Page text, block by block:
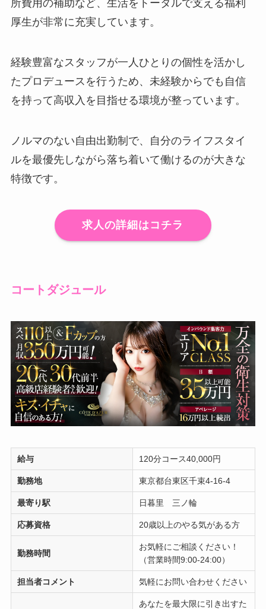
所費用の補助など、生活をトータルで支える福利
厚生が非常に充実しています。
経験豊富なスタッフが一人ひとりの個性を活かし
たプロデュースを行うため、未経験からでも自信
を持って高収入を目指せる環境が整っています。
ノルマのない自由出勤制で、自分のライフスタイ
ルを最優先しながら落ち着いて働けるのが大きな
特徴です。
求人の詳細はコチラ
コートダジュール
給与 120分コース40,000円
勤務地 東京都台東区千束4-16-4
最寄り駅 日暮里 三ノ輪
応募資格 20歳以上のやる気がある方
勤務時間
お気軽にご相談ください！
（営業時間9:00-24:00）
担当者コメント 気軽にお問い合わせください
あなたを最大限に引き出すた